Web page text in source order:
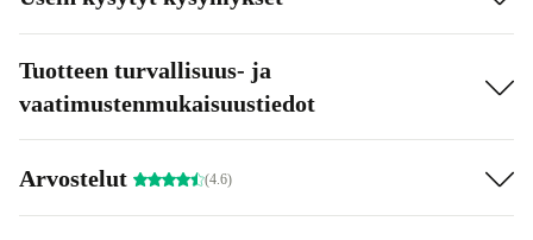
Tuotteen turvallisuus- ja
vaatimustenmukaisuustiedot
Arvostelut (4.6)